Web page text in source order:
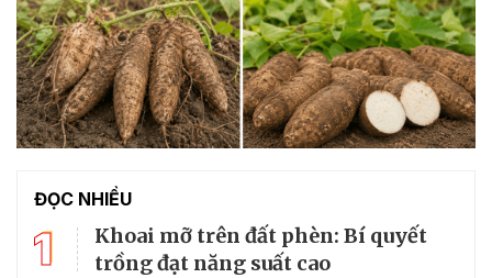
ĐỌC NHIỀU
1
Khoai mỡ trên đất phèn: Bí quyết
trồng đạt năng suất cao